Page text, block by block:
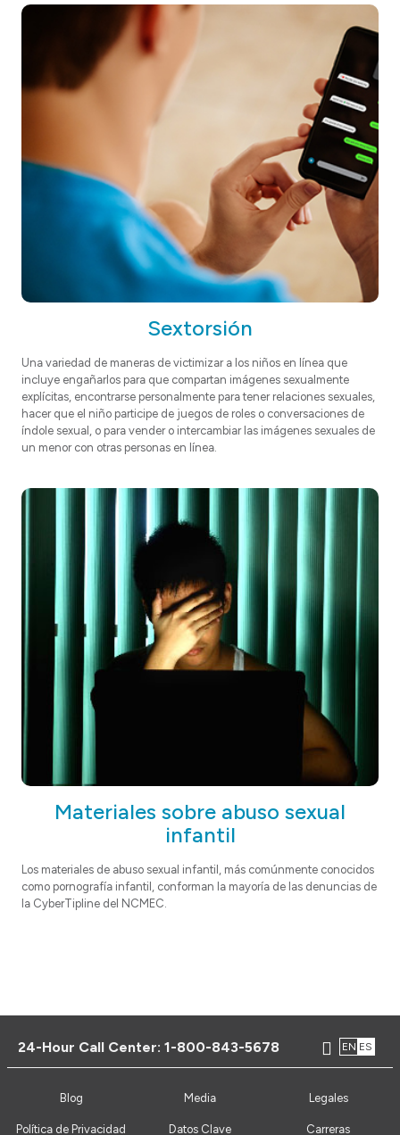
Sextorsión
Una variedad de maneras de victimizar a los niños en línea que
incluye engañarlos para que compartan imágenes sexualmente
explícitas, encontrarse personalmente para tener relaciones sexuales,
hacer que el niño participe de juegos de roles o conversaciones de
índole sexual, o para vender o intercambiar las imágenes sexuales de
un menor con otras personas en línea.
Materiales sobre abuso sexual
infantil
Los materiales de abuso sexual infantil, más comúnmente conocidos
como pornografía infantil, conforman la mayoría de las denuncias de
la CyberTipline del NCMEC.
24-Hour Call Center: 1-800-843-5678 EN ES
Blog Media Legales
Política de Privacidad Datos Clave Carreras